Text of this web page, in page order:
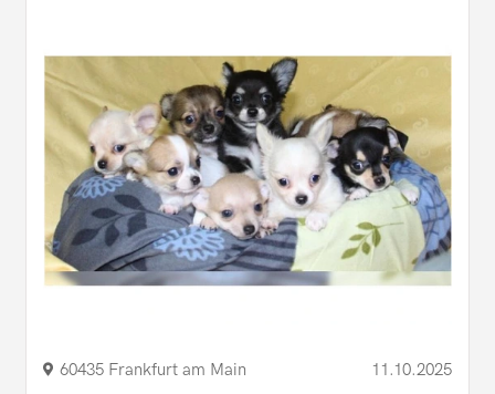
60435 Frankfurt am Main 11.10.2025